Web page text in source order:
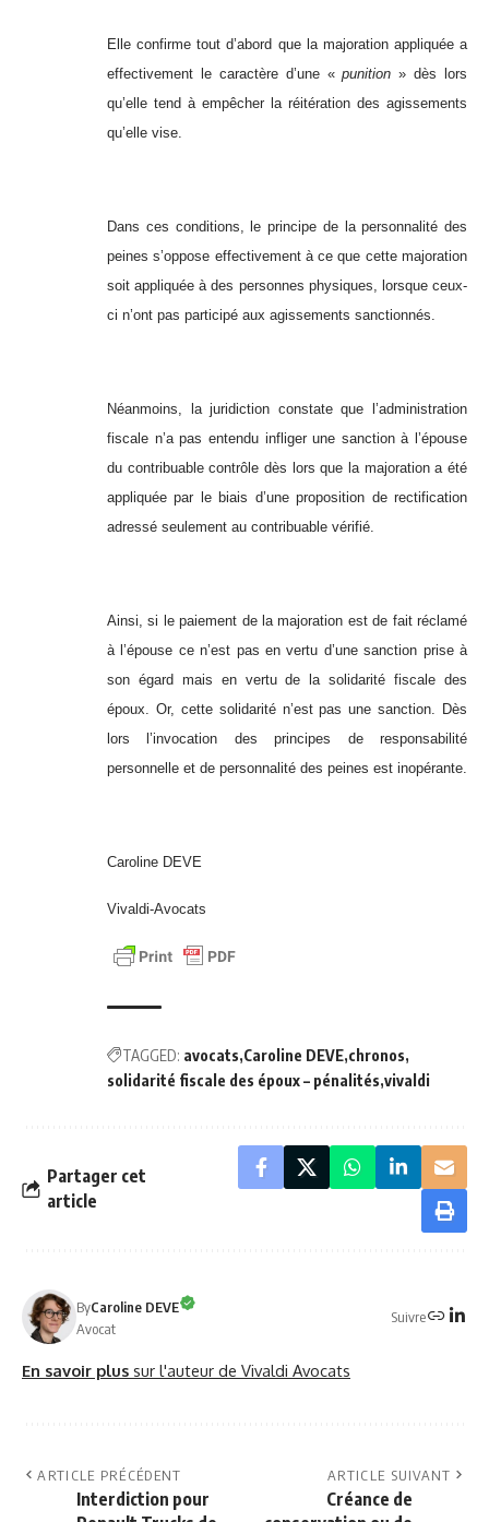
Elle confirme tout d’abord que la majoration appliquée a
effectivement le caractère d’une «punition » dès lors
qu’elle tend à empêcher la réitération des agissements
qu’elle vise.
Dans ces conditions, le principe de la personnalité des
peines s’oppose effectivement à ce que cette majoration
soit appliquée à des personnes physiques, lorsque ceux-
ci n’ont pas participé aux agissements sanctionnés.
Néanmoins, la juridiction constate que l’administration
fiscale n’a pas entendu infliger une sanction à l’épouse
du contribuable contrôle dès lors que la majoration a été
appliquée par le biais d’une proposition de rectification
adressé seulement au contribuable vérifié.
Ainsi, si le paiement de la majoration est de fait réclamé
à l’épouse ce n’est pas en vertu d’une sanction prise à
son égard mais en vertu de la solidarité fiscale des
époux. Or, cette solidarité n’est pas une sanction. Dès
lors l’invocation des principes de responsabilité
personnelle et de personnalité des peines est inopérante.
Caroline DEVE
Vivaldi-Avocats
TAGGED: avocats Caroline DEVE chronos
solidarité fiscale des époux – pénalités vivaldi
Partager cet
article
ByCaroline DEVE
Avocat
Suivre
En savoir plus sur l'auteur de Vivaldi Avocats
ARTICLE PRÉCÉDENT
Interdiction pour
ARTICLE SUIVANT
Créance de